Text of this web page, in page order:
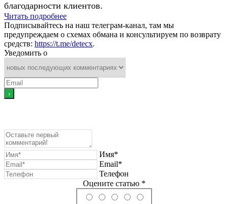
благодарности клиентов.
Читать подробнее
Подписывайтесь на наш телеграм-канал, там мы
предупреждаем о схемах обмана и консультируем по возврату
средств: https://t.me/detecx.
Уведомить о
Имя*
Email*
Телефон
Оцените статью *